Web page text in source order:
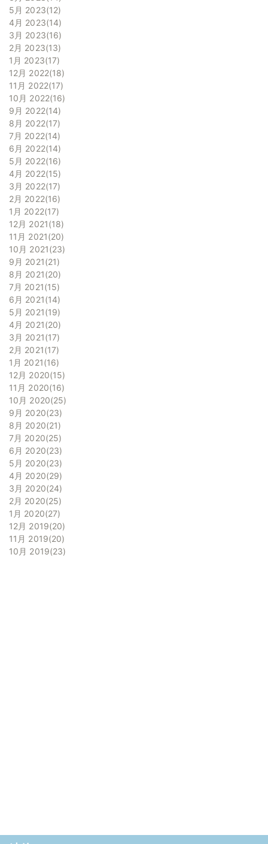
5月 2023 12
4月 2023 14
3月 2023 16
2月 2023 13
1月 2023 17
12月 2022 18
11月 2022 17
10月 2022 16
9月 2022 14
8月 2022 17
7月 2022 14
6月 2022 14
5月 2022 16
4月 2022 15
3月 2022 17
2月 2022 16
1月 2022 17
12月 2021 18
11月 2021 20
10月 2021 23
9月 2021 21
8月 2021 20
7月 2021 15
6月 2021 14
5月 2021 19
4月 2021 20
3月 2021 17
2月 2021 17
1月 2021 16
12月 2020 15
11月 2020 16
10月 2020 25
9月 2020 23
8月 2020 21
7月 2020 25
6月 2020 23
5月 2020 23
4月 2020 29
3月 2020 24
2月 2020 25
1月 2020 27
12月 2019 20
11月 2019 20
10月 2019 23